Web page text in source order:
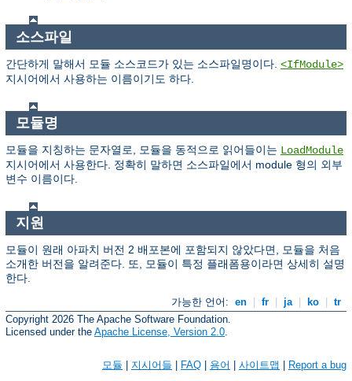
소스파일
간단하게 말해서 모듈 소스코드가 있는 소스파일명이다. <IfModule>
지시어에서 사용하는 이름이기도 하다.
모듈명
모듈을 지칭하는 문자열로, 모듈을 동적으로 읽어들이는 LoadModule
지시어에서 사용한다. 정확히 말하면 소스파일에서 module 형의 외부
변수 이름이다.
지원
모듈이 원래 아파치 버전 2 배포본에 포함되지 않았다면, 모듈을 처음
소개한 버전을 알려준다. 또, 모듈이 특정 플래폼용이라면 상세히 설명
한다.
가능한 언어: en fr ja ko
tr
Copyright 2026 The Apache Software Foundation.
Licensed under the Apache License, Version 2.0.
모듈 지시어들 FAQ 용어 사이트맵 Report a bug